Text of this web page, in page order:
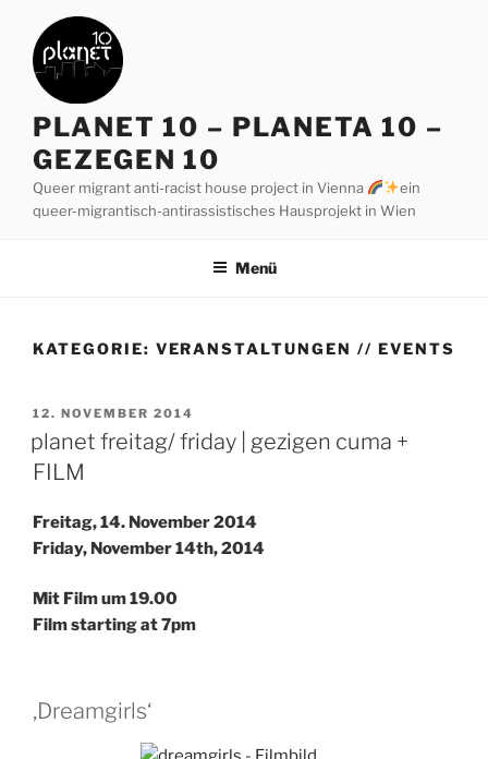
Inhalt
springen
PLANET 10 – PLANETA 10 –
GEZEGEN 10
Queer migrant anti-racist house project in Vienna
ein
queer-migrantisch-antirassistisches Hausprojekt in Wien
Menü
KATEGORIE: VERANSTALTUNGEN // EVENTS
VERÖFFENTLICHT
AM
12. NOVEMBER 2014
planet freitag/ friday | gezigen cuma +
FILM
Freitag, 14. November 2014
Friday, November 14th, 2014
Mit Film um 19.00
Film starting at 7pm
‚Dreamgirls‘